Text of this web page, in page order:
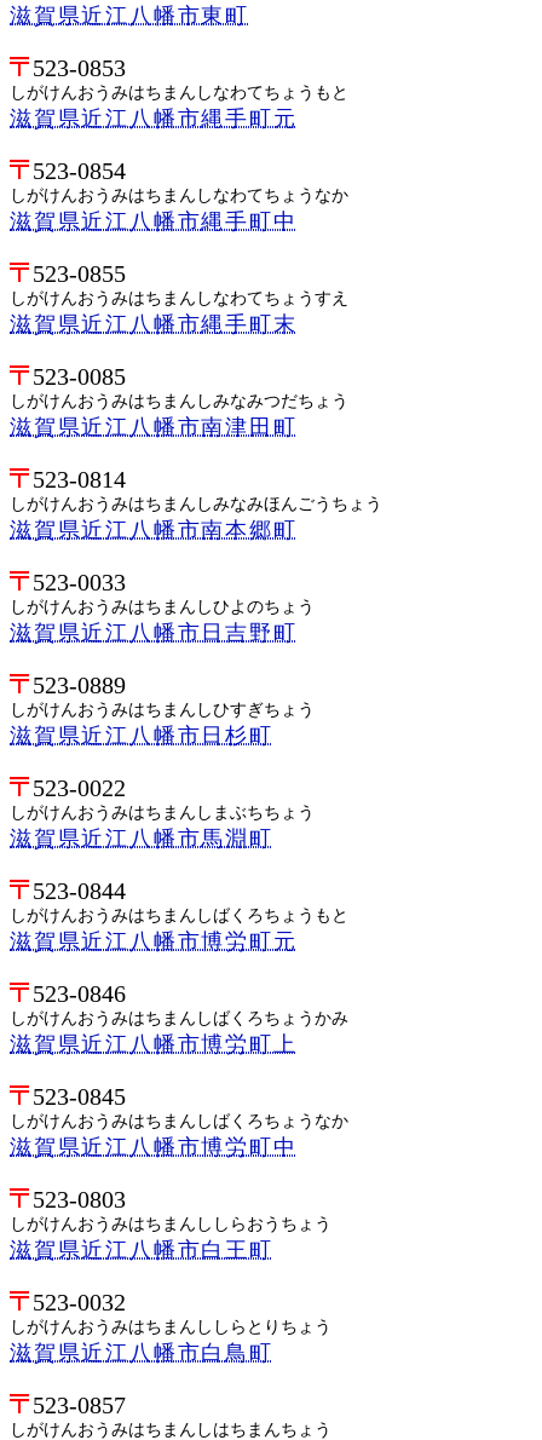
滋賀県近江八幡市東町
523-0853
しがけんおうみはちまんしなわてちょうもと
滋賀県近江八幡市縄手町元
523-0854
しがけんおうみはちまんしなわてちょうなか
滋賀県近江八幡市縄手町中
523-0855
しがけんおうみはちまんしなわてちょうすえ
滋賀県近江八幡市縄手町末
523-0085
しがけんおうみはちまんしみなみつだちょう
滋賀県近江八幡市南津田町
523-0814
しがけんおうみはちまんしみなみほんごうちょう
滋賀県近江八幡市南本郷町
523-0033
しがけんおうみはちまんしひよのちょう
滋賀県近江八幡市日吉野町
523-0889
しがけんおうみはちまんしひすぎちょう
滋賀県近江八幡市日杉町
523-0022
しがけんおうみはちまんしまぶちちょう
滋賀県近江八幡市馬淵町
523-0844
しがけんおうみはちまんしばくろちょうもと
滋賀県近江八幡市博労町元
523-0846
しがけんおうみはちまんしばくろちょうかみ
滋賀県近江八幡市博労町上
523-0845
しがけんおうみはちまんしばくろちょうなか
滋賀県近江八幡市博労町中
523-0803
しがけんおうみはちまんししらおうちょう
滋賀県近江八幡市白王町
523-0032
しがけんおうみはちまんししらとりちょう
滋賀県近江八幡市白鳥町
523-0857
しがけんおうみはちまんしはちまんちょう